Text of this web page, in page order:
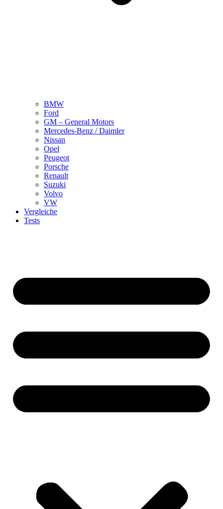
BMW
Ford
GM – General Motors
Mercedes-Benz / Daimler
Nissan
Opel
Peugeot
Porsche
Renault
Suzuki
Volvo
VW
Vergleiche
Tests